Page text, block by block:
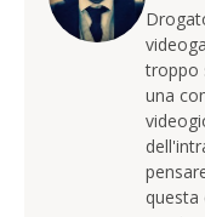
troppo
una
questa